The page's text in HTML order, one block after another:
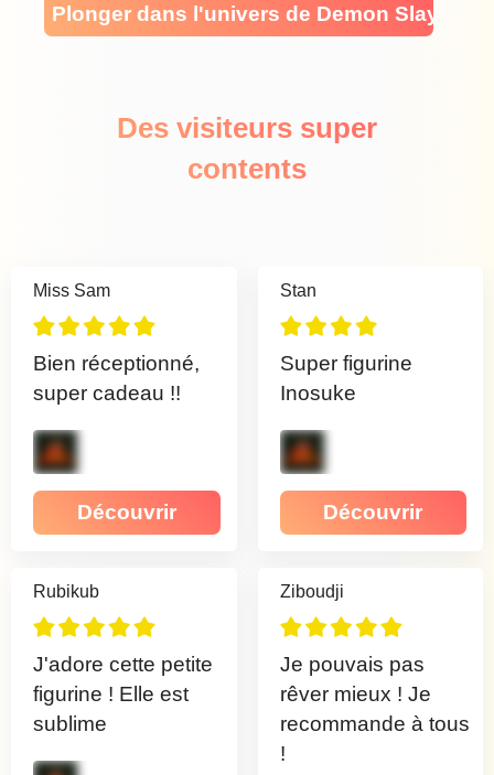
Plonger dans l'univers de Demon Slayer
Des visiteurs super
contents
Miss Sam
Bien réceptionné,
super cadeau !!
Découvrir
Rubikub
J'adore cette petite
figurine ! Elle est
sublime
Stan
Super figurine
Inosuke
Découvrir
Ziboudji
Je pouvais pas
rêver mieux ! Je
recommande à tous
!